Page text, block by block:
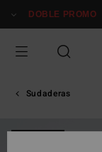
información
DOBLE PROMO
Sudaderas